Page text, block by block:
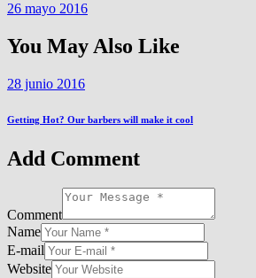
26 mayo 2016
You May Also Like
28 junio 2016
Getting Hot? Our barbers will make it cool
Add Comment
Comment
Name
E-mail
Website